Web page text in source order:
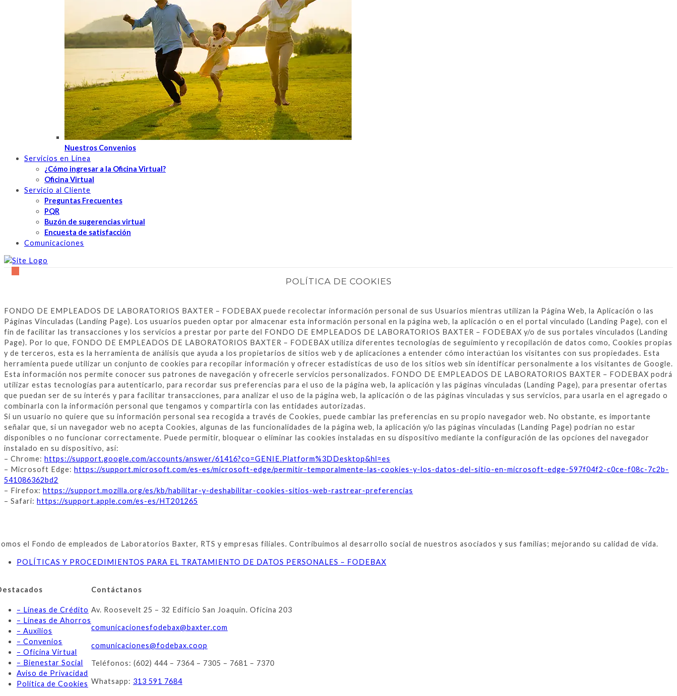
Nuestros Convenios
Servicios en Línea
¿Cómo ingresar a la Oficina Virtual?
Oficina Virtual
Servicio al Cliente
Preguntas Frecuentes
PQR
Buzón de sugerencias virtual
Encuesta de satisfacción
Comunicaciones
POLÍTICA DE COOKIES
FONDO DE EMPLEADOS DE LABORATORIOS BAXTER – FODEBAX puede recolectar información personal de sus Usuarios mientras utilizan la Página Web, la Aplicación o las
Páginas Vinculadas (Landing Page). Los usuarios pueden optar por almacenar esta información personal en la página web, la aplicación o en el portal vinculado (Landing Page), con el
fin de facilitar las transacciones y los servicios a prestar por parte del FONDO DE EMPLEADOS DE LABORATORIOS BAXTER – FODEBAX y/o de sus portales vinculados (Landing
Page). Por lo que, FONDO DE EMPLEADOS DE LABORATORIOS BAXTER – FODEBAX utiliza diferentes tecnologías de seguimiento y recopilación de datos como, Cookies propias
y de terceros, esta es la herramienta de análisis que ayuda a los propietarios de sitios web y de aplicaciones a entender cómo interactúan los visitantes con sus propiedades. Esta
herramienta puede utilizar un conjunto de cookies para recopilar información y ofrecer estadísticas de uso de los sitios web sin identificar personalmente a los visitantes de Google.
Esta información nos permite conocer sus patrones de navegación y ofrecerle servicios personalizados. FONDO DE EMPLEADOS DE LABORATORIOS BAXTER – FODEBAX podrá
utilizar estas tecnologías para autenticarlo, para recordar sus preferencias para el uso de la página web, la aplicación y las páginas vinculadas (Landing Page), para presentar ofertas
que puedan ser de su interés y para facilitar transacciones, para analizar el uso de la página web, la aplicación o de las páginas vinculadas y sus servicios, para usarla en el agregado o
combinarla con la información personal que tengamos y compartirla con las entidades autorizadas.
Si un usuario no quiere que su información personal sea recogida a través de Cookies, puede cambiar las preferencias en su propio navegador web. No obstante, es importante
señalar que, si un navegador web no acepta Cookies, algunas de las funcionalidades de la página web, la aplicación y/o las páginas vinculadas (Landing Page) podrían no estar
disponibles o no funcionar correctamente. Puede permitir, bloquear o eliminar las cookies instaladas en su dispositivo mediante la configuración de las opciones del navegador
instalado en su dispositivo, así:
– Chrome: https://support.google.com/accounts/answer/61416?co=GENIE.Platform%3DDesktop&hl=es
– Microsoft Edge: https://support.microsoft.com/es-es/microsoft-edge/permitir-temporalmente-las-cookies-y-los-datos-del-sitio-en-microsoft-edge-597f04f2-c0ce-f08c-7c2b-
541086362bd2
– Firefox: https://support.mozilla.org/es/kb/habilitar-y-deshabilitar-cookies-sitios-web-rastrear-preferencias
– Safari: https://support.apple.com/es-es/HT201265
el Fondo de empleados de Laboratorios Baxter, RTS y empresas filiales. Contribuimos al desarrollo social de nuestros asociados y sus familias; mejorando su calidad de vida.
POLÍTICAS Y PROCEDIMIENTOS PARA EL TRATAMIENTO DE DATOS PERSONALES – FODEBAX
– Líneas de Crédito
– Líneas de Ahorros
– Auxilios
– Convenios
– Oficina Virtual
– Bienestar Social
Aviso de Privacidad
Política de Cookies
Contáctanos
Av. Roosevelt 25 – 32 Edificio San Joaquin. Oficina 203
comunicacionesfodebax@baxter.com
comunicaciones@fodebax.coop
Teléfonos: (602) 444 – 7364 – 7305 – 7681 – 7370
Whatsapp: 313 591 7684